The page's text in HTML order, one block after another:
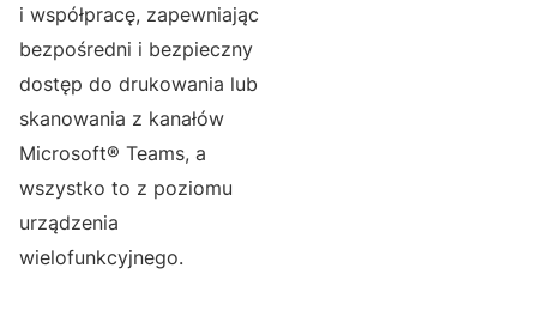
i współpracę, zapewniając
bezpośredni i bezpieczny
dostęp do drukowania lub
skanowania z kanałów
Microsoft® Teams, a
wszystko to z poziomu
urządzenia
wielofunkcyjnego.